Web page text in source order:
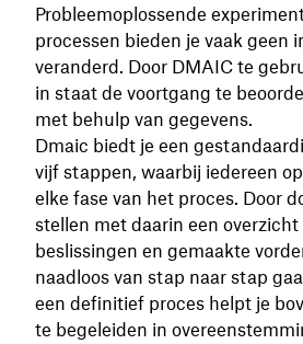
Probleemoplossende
processen bieden je vaak geen
veranderd. Door DMAIC te
in staat de voortgang te
met behulp van gegevens.
Dmaic biedt je een
vijf stappen, waarbij iedereen
elke fase van het proces. Door
stellen met daarin een overzicht
beslissingen en gemaakte
naadloos van stap naar stap
een definitief proces helpt je
te begeleiden in